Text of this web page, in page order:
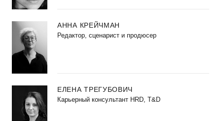
АННА КРЕЙЧМАН
Редактор, сценарист и продюсер
ЕЛЕНА ТРЕГУБОВИЧ
Карьерный консультант HRD, T&D